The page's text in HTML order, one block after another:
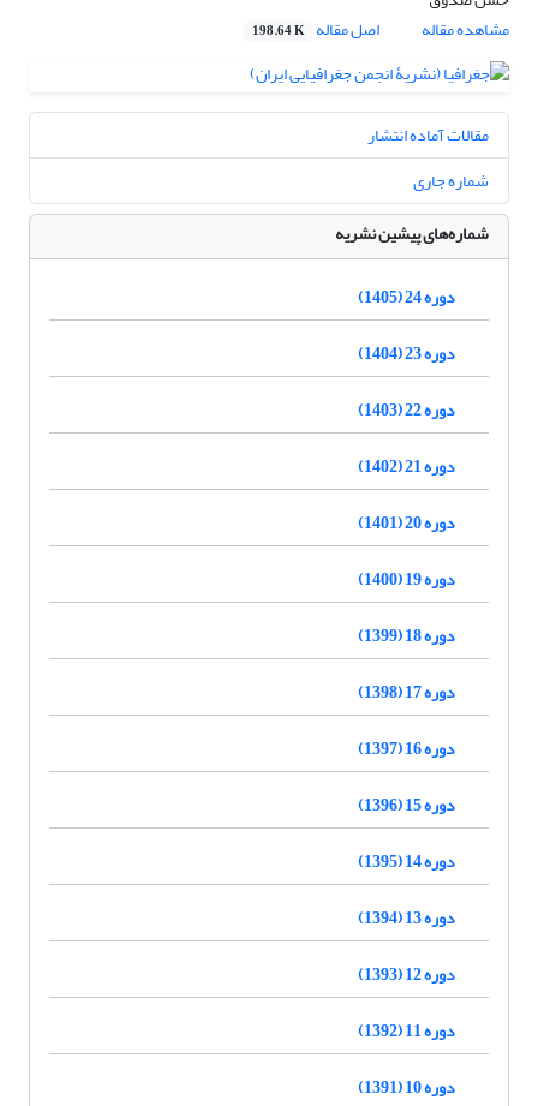
مشاهده مقاله
اصل مقاله 198.64 K
مقالات آماده انتشار
شماره جاری
شماره‌های پیشین نشریه
دوره 24 (1405)
دوره 23 (1404)
دوره 22 (1403)
دوره 21 (1402)
دوره 20 (1401)
دوره 19 (1400)
دوره 18 (1399)
دوره 17 (1398)
دوره 16 (1397)
دوره 15 (1396)
دوره 14 (1395)
دوره 13 (1394)
دوره 12 (1393)
دوره 11 (1392)
دوره 10 (1391)